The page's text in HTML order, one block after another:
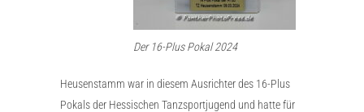
Der 16-Plus Pokal 2024
Heusenstamm war in diesem Ausrichter des 16-Plus
Pokals der Hessischen Tanzsportjugend und hatte für